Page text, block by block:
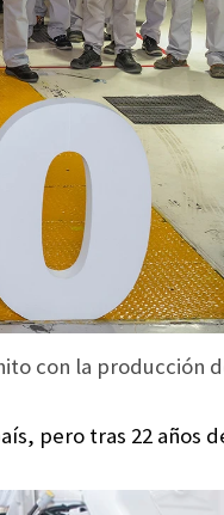
con la producción
pero tras 22 años